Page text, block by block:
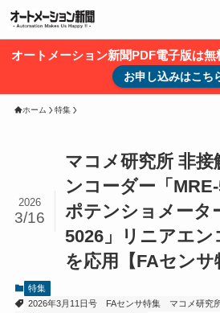
オートメーション新聞PDF電子版は
お申し込みはこち
ホーム 特集
マコメ研究所 非
ンコーダー「
ポテンショメータ
5026」リニアエン
を応用【FAセンサ
2026
3/16
特集
2026年3月11日号
FAセンサ特集
マコメ研究